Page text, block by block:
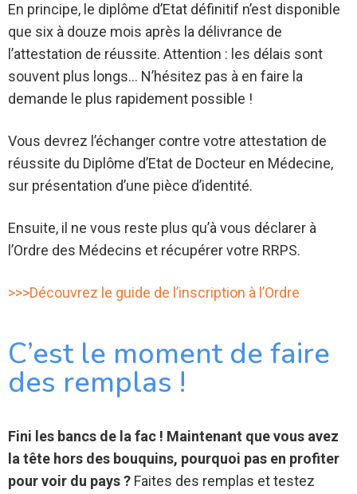
En principe, le diplôme d’Etat définitif n’est disponible
que six à douze mois après la délivrance de
l’attestation de réussite. Attention : les délais sont
souvent plus longs… N’hésitez pas à en faire la
demande le plus rapidement possible !
Vous devrez l’échanger contre votre attestation de
réussite du Diplôme d’Etat de Docteur en Médecine,
sur présentation d’une pièce d’identité.
Ensuite, il ne vous reste plus qu’à vous déclarer à
l’Ordre des Médecins et récupérer votre RRPS.
>>>Découvrez le guide de l’inscription à l’Ordre
C’est le moment de faire
des remplas !
Fini les bancs de la fac ! Maintenant que vous avez
la tête hors des bouquins, pourquoi pas en profiter
pour voir du pays ? Faites des remplas et testez